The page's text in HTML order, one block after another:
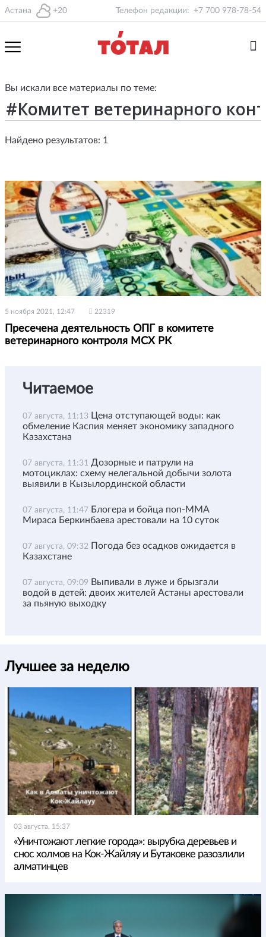
Астана +20 Телефон редакции: +7 700 978-78-54
Вы искали все материалы по теме:
Найдено результатов: 1
5 ноября 2021, 12:47 22319
Пресечена деятельность ОПГ в комитете
ветеринарного контроля МСХ РК
Читаемое
07 августа, 11:13 Цена отступающей воды: как
обмеление Каспия меняет экономику западного
Казахстана
07 августа, 11:31 Дозорные и патрули на
мотоциклах: схему нелегальной добычи золота
выявили в Кызылординской области
07 августа, 11:47 Блогера и бойца поп-ММА
Мираса Беркинбаева арестовали на 10 суток
07 августа, 09:32 Погода без осадков ожидается в
Казахстане
07 августа, 09:09 Выпивали в луже и брызгали
водой в детей: двоих жителей Астаны арестовали
за пьяную выходку
Лучшее за неделю
03 августа, 15:37
«Уничтожают легкие города»: вырубка деревьев и
снос холмов на Кок-Жайляу и Бутаковке разозлили
алматинцев